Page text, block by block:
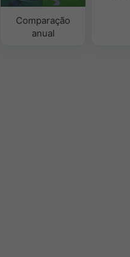
Comparação
anual